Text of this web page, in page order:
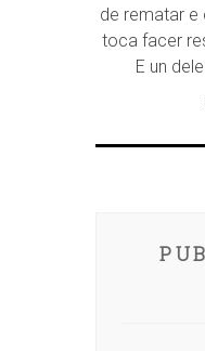
de rematar
toca facer
E un